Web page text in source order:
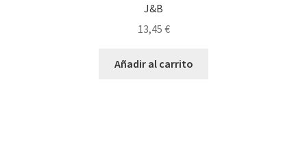
J&B
13,45 €
Añadir al carrito